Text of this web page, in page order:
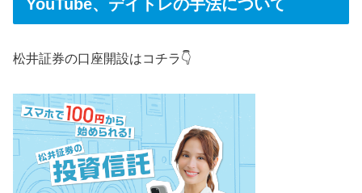
YouTube、デイトレの手法について
松井証券の口座開設はコチラ👇